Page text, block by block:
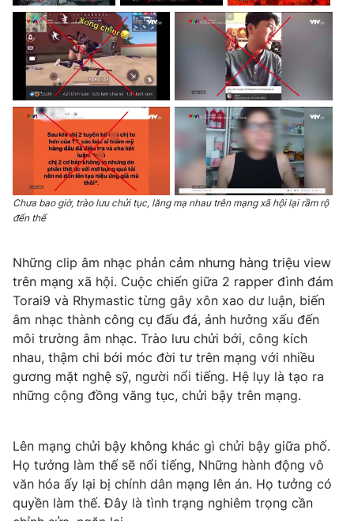
Chưa bao giờ, trào lưu chửi tục, lăng mạ nhau trên mạng xã hội lại rầm rộ
đến thế
Những clip âm nhạc phản cảm nhưng hàng triệu view
trên mạng xã hội. Cuộc chiến giữa 2 rapper đình đám
Torai9 và Rhymastic từng gây xôn xao dư luận, biến
âm nhạc thành công cụ đấu đá, ảnh hưởng xấu đến
môi trường âm nhạc. Trào lưu chửi bới, công kích
nhau, thậm chi bới móc đời tư trên mạng với nhiều
gương mặt nghệ sỹ, người nổi tiếng. Hệ lụy là tạo ra
những cộng đồng văng tục, chửi bậy trên mạng.
Lên mạng chửi bậy không khác gì chửi bậy giữa phố.
Họ tưởng làm thế sẽ nổi tiếng, Những hành động vô
văn hóa ấy lại bị chính dân mạng lên án. Họ tưởng có
quyền làm thế. Đây là tình trạng nghiêm trọng cần